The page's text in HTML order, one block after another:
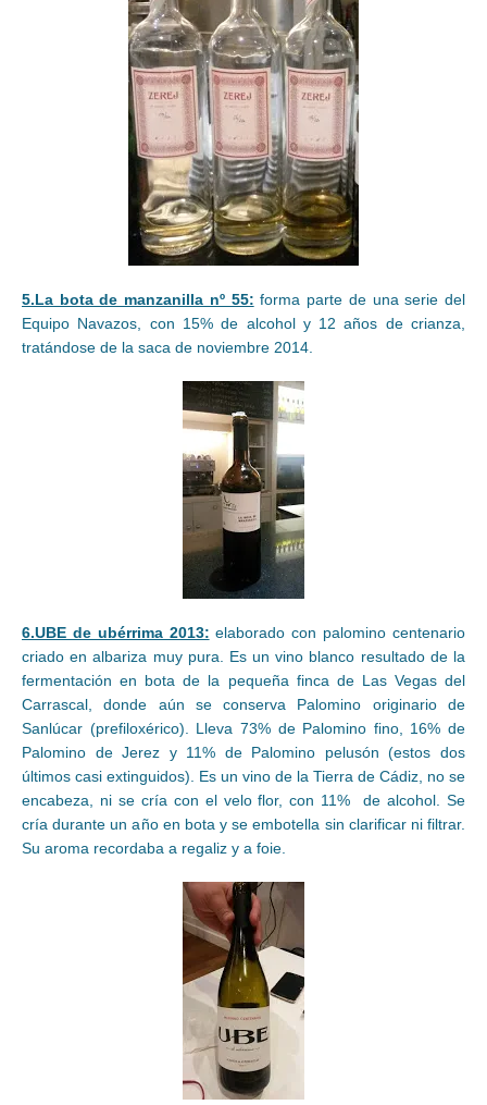
5.La bota de manzanilla nº 55: forma parte de una serie del
Equipo Navazos, con 15% de alcohol y 12 años de crianza,
tratándose de la saca de noviembre 2014.
6.UBE de ubérrima 2013: elaborado con palomino centenario
criado en albariza muy pura. Es un vino blanco resultado de la
fermentación en bota de la pequeña finca de Las Vegas del
Carrascal, donde aún se conserva Palomino originario de
Sanlúcar (prefiloxérico). Lleva 73% de Palomino fino, 16% de
Palomino de Jerez y 11% de Palomino pelusón (estos dos
últimos casi extinguidos). Es un vino de la Tierra de Cádiz, no se
encabeza, ni se cría con el velo flor, con 11% de alcohol. Se
cría durante un año en bota y se embotella sin clarificar ni filtrar.
Su aroma recordaba a regaliz y a foie.